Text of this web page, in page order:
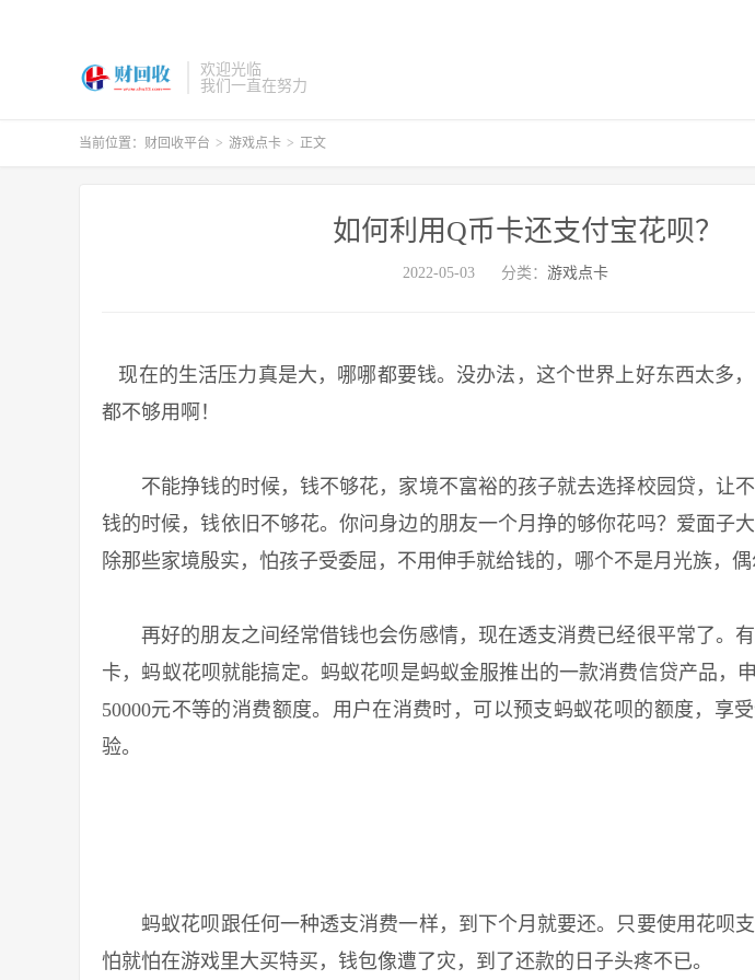
欢迎光临
我们一直在努力
当前位置： 财回收平台 > 游戏点卡 > 正文
如何利用Q币卡还支付宝花呗？
2022-05-03 分类： 游戏点卡
现在的生活压力真是大，哪哪都要钱。没办法，这个世界上好东西太多
都不够用啊！
不能挣钱的时候，钱不够花，家境不富裕的孩子就去选择校园贷，让
钱的时候，钱依旧不够花。你问身边的朋友一个月挣的够你花吗？爱面子
除那些家境殷实，怕孩子受委屈，不用伸手就给钱的，哪个不是月光族，偶
再好的朋友之间经常借钱也会伤感情，现在透支消费已经很平常了。有
卡，蚂蚁花呗就能搞定。蚂蚁花呗是蚂蚁金服推出的一款消费信贷产品，
50000元不等的消费额度。用户在消费时，可以预支蚂蚁花呗的额度，享
验。
蚂蚁花呗跟任何一种透支消费一样，到下个月就要还。只要使用花呗支
怕就怕在游戏里大买特买，钱包像遭了灾，到了还款的日子头疼不已。